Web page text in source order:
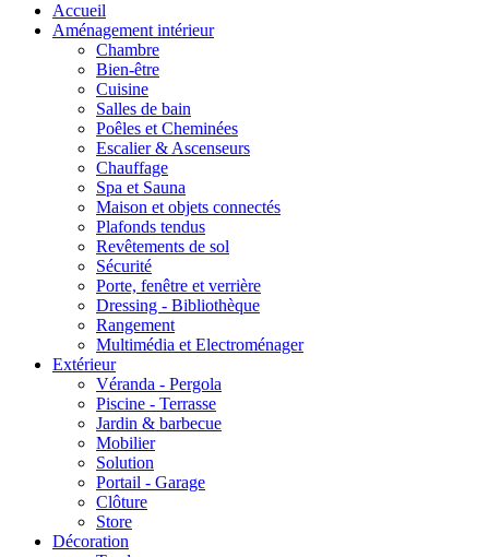
Accueil
Aménagement intérieur
Chambre
Bien-être
Cuisine
Salles de bain
Poêles et Cheminées
Escalier & Ascenseurs
Chauffage
Spa et Sauna
Maison et objets connectés
Plafonds tendus
Revêtements de sol
Sécurité
Porte, fenêtre et verrière
Dressing - Bibliothèque
Rangement
Multimédia et Electroménager
Extérieur
Véranda - Pergola
Piscine - Terrasse
Jardin & barbecue
Mobilier
Solution
Portail - Garage
Clôture
Store
Décoration